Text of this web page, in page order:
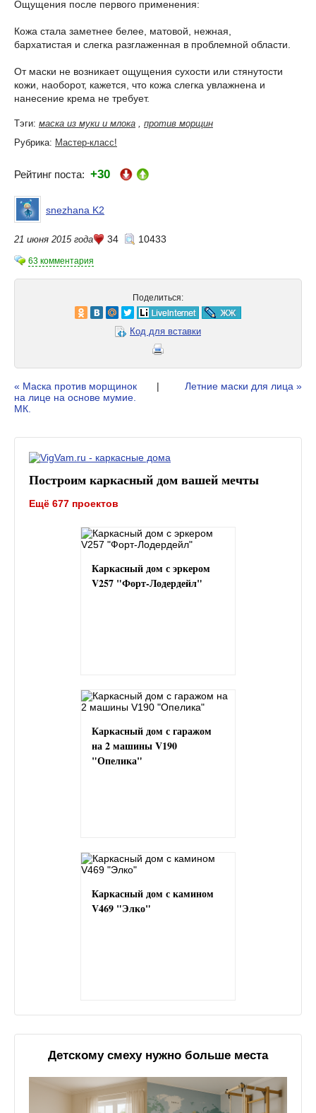
Ощущения после первого применения:
Кожа стала заметнее белее, матовой, нежная,
бархатистая и слегка разглаженная в проблемной области.
От маски не возникает ощущения сухости или стянутости
кожи, наоборот, кажется, что кожа слегка увлажнена и
нанесение крема не требует.
Тэги: маска из муки и млока
против морщин
Рубрика: Мастер-класс!
Рейтинг поста: +30
snezhana K2
21 июня 2015 года 34 10433
63 комментария
Поделиться:
Код для вставки
« Маска против морщинок
на лице на основе мумие.
МК.
| Летние маски для лица »
Построим каркасный дом вашей мечты
Ещё 677 проектов
Каркасный дом с эркером
V257 "Форт-Лодердейл"
Каркасный дом с гаражом
на 2 машины V190
"Опелика"
Каркасный дом с камином
V469 "Элко"
Детскому смеху нужно больше места